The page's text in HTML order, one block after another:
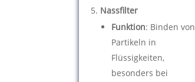
Nassfilter
Funktion: Binden von
Partikeln in
Flüssigkeiten,
besonders bei